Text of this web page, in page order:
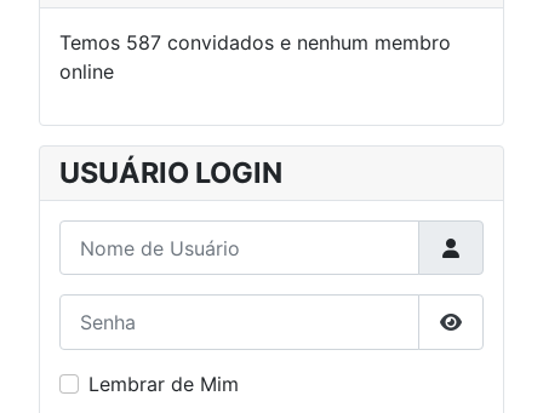
Temos 587 convidados e nenhum membro
online
USUÁRIO LOGIN
Nome de Usuário
Mostrar
Lembrar de Mim